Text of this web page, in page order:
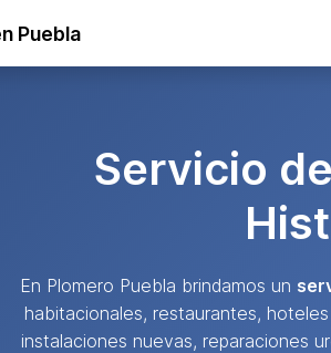
Puebla
Servicio
En Plomero Puebla brindamos un
habitacionales, restaurantes,
instalaciones nuevas, reparaciones